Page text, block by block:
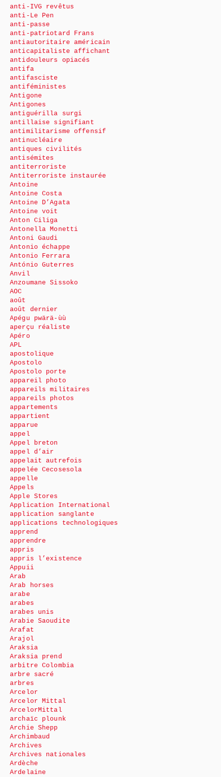
anti-IVG revêtus
anti-Le Pen
anti-passe
anti-patriotard Frans
antiautoritaire américain
anticapitaliste affichant
antidouleurs opiacés
antifa
antifasciste
antiféministes
Antigone
Antigones
antiguérilla surgi
antillaise signifiant
antimilitarisme offensif
antinucléaire
antiques civilités
antisémites
antiterroriste
Antiterroriste instaurée
Antoine
Antoine Costa
Antoine D’Agata
Antoine voit
Anton Ciliga
Antonella Monetti
Antoni Gaudi
Antonio échappe
Antonio Ferrara
António Guterres
Anvil
Anzoumane Sissoko
AOC
août
août dernier
Apégu pwärä-ùù
aperçu réaliste
Apéro
APL
apostolique
Apostolo
Apostolo porte
appareil photo
appareils militaires
appareils photos
appartements
appartient
apparue
appel
Appel breton
appel d’air
appelait autrefois
appelée Cecosesola
appelle
Appels
Apple Stores
Application International
application sanglante
applications technologiques
apprend
apprendre
appris
appris l’existence
Appuii
Arab
Arab horses
arabe
arabes
arabes unis
Arabie Saoudite
Arafat
Arajol
Araksia
Araksia prend
arbitre Colombia
arbre sacré
arbres
Arcelor
Arcelor Mittal
ArcelorMittal
archaïc plounk
Archie Shepp
Archimbaud
Archives
Archives nationales
Ardèche
Ardelaine